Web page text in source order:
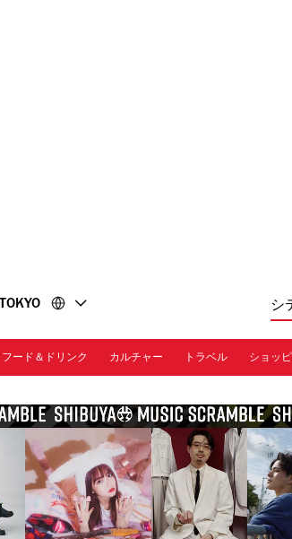
TOKYO シ
フード＆ドリンク カルチャー トラベル ショッ